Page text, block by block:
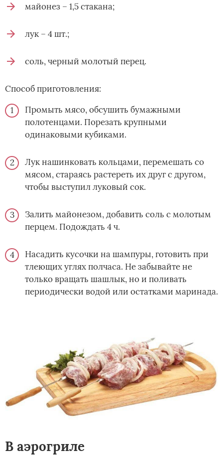
майонез – 1,5 стакана;
лук – 4 шт.;
соль, черный молотый перец.
Способ приготовления:
Промыть мясо, обсушить бумажными
полотенцами. Порезать крупными
одинаковыми кубиками.
Лук нашинковать кольцами, перемешать со
мясом, стараясь растереть их друг с другом,
чтобы выступил луковый сок.
Залить майонезом, добавить соль с молотым
перцем. Подождать 4 ч.
Насадить кусочки на шампуры, готовить при
тлеющих углях полчаса. Не забывайте не
только вращать шашлык, но и поливать
периодически водой или остатками маринада.
В аэрогриле